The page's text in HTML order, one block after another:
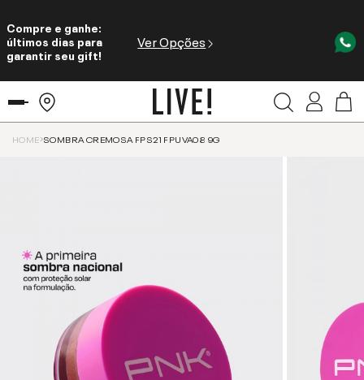
Compre e ganhe:
últimos dias para
garantir seu gift!
Ver Opções
HOME SOMBRA CREMOSA FPS21 FPUVA08 9G